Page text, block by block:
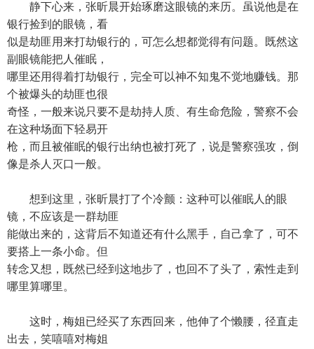
静下心来，张昕晨开始琢磨这眼镜的来历。虽说他是在
银行捡到的眼镜，看
似是劫匪用来打劫银行的，可怎么想都觉得有问题。既然这
副眼镜能把人催眠，
哪里还用得着打劫银行，完全可以神不知鬼不觉地赚钱。那
个被爆头的劫匪也很
奇怪，一般来说只要不是劫持人质、有生命危险，警察不会
在这种场面下轻易开
枪，而且被催眠的银行出纳也被打死了，说是警察强攻，倒
像是杀人灭口一般。
想到这里，张昕晨打了个冷颤：这种可以催眠人的眼
镜，不应该是一群劫匪
能做出来的，这背后不知道还有什么黑手，自己拿了，可不
要搭上一条小命。但
转念又想，既然已经到这地步了，也回不了头了，索性走到
哪里算哪里。
这时，梅姐已经买了东西回来，他伸了个懒腰，径直走
出去，笑嘻嘻对梅姐